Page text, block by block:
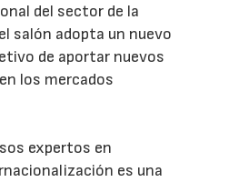
del sector de la
salón adopta un nuevo
de aportar nuevos
los mercados
expertos en
es una